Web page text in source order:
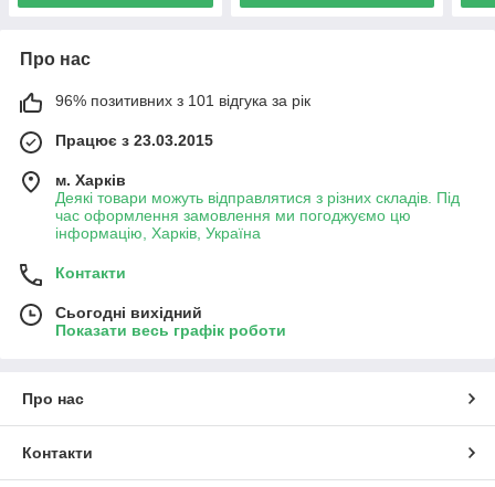
Про нас
96% позитивних з 101 відгука за рік
Працює з 23.03.2015
м. Харків
Деякі товари можуть відправлятися з різних складів. Під
час оформлення замовлення ми погоджуємо цю
інформацію, Харків, Україна
Контакти
Сьогодні вихідний
Показати весь графік роботи
Про нас
Контакти